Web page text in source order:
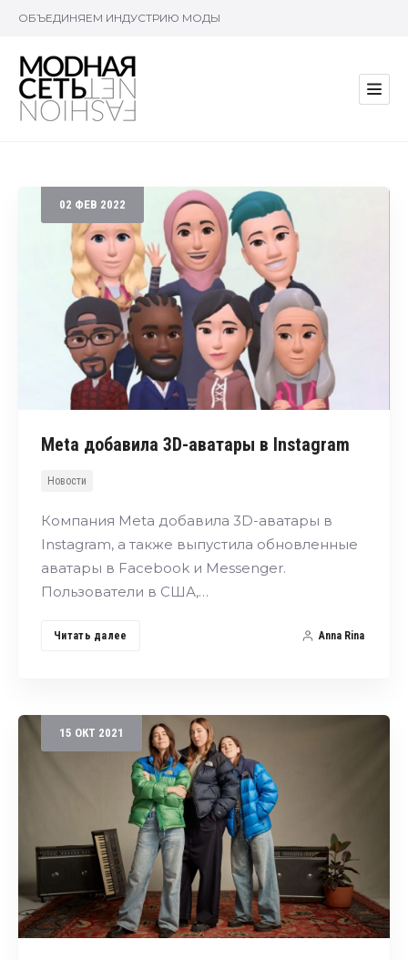
ОБЪЕДИНЯЕМ ИНДУСТРИЮ МОДЫ
02 ФЕВ 2022
Meta добавила 3D-аватары в Instagram
Новости
Компания Meta добавила 3D-аватары в
Instagram, а также выпустила обновленные
аватары в Facebook и Messenger.
Пользователи в США,…
Читать далее Anna Rina
15 ОКТ 2021